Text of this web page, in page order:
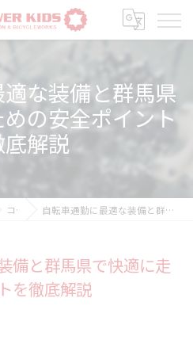
な装備と群馬県
の安全ポイント
底解説
コラム 自転車通勤に最適な装備と群馬県で快適に走るための安全ポイントを徹底解説
備と群馬県で快適に走
を徹底解説